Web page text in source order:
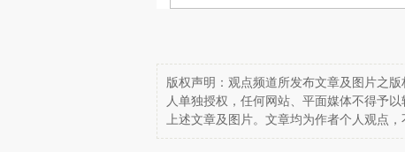
版权声明：观点频道所发布文章及图片之
人单独授权，任何网站、平面媒体不得予
上述文章及图片。文章均为作者个人观点，